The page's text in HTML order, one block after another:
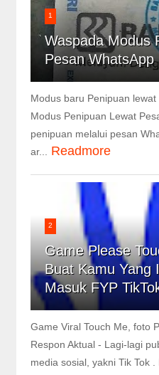
1
Waspada Modus
Pesan WhatsApp
Modus baru Penipuan
Modus Penipuan Lewat
penipuan melalui pesan
ar...
Readmore
2
Game Please
Buat Kamu Yang
Masuk FYP
Game Viral Touch Me, foto
Respon Aktual - Lagi-lagi
media sosial, yakni Tik Tok .